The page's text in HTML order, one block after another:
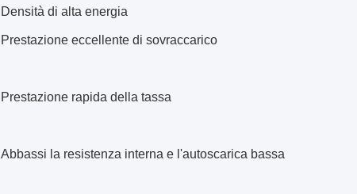
Densità di alta energia
Prestazione eccellente di sovraccarico
Prestazione rapida della tassa
Abbassi la resistenza interna e l'autoscarica bassa